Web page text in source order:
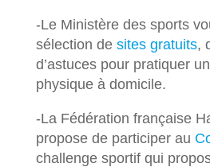
-Le Ministère des sports
sélection de sites gratuits,
d’astuces pour pratiquer
physique à domicile.
-La Fédération française
propose de participer au
challenge sportif qui